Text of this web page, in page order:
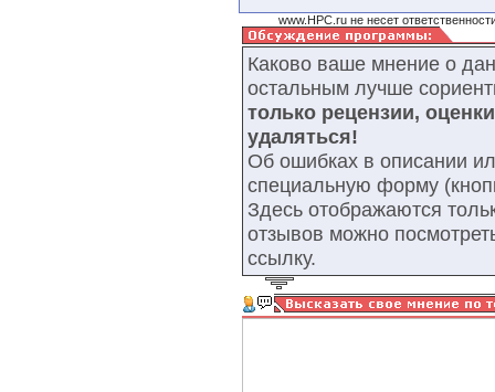
www.HPC.ru не несет
Каково ваше мнение о
остальным лучше
только рецензии,
удаляться!
Об ошибках в описании
специальную форму
Здесь отображаются
отзывов можно
ссылку.